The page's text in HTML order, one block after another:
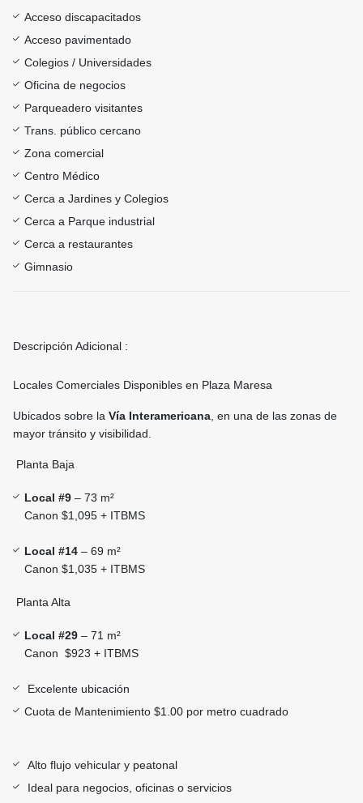
Acceso discapacitados
Acceso pavimentado
Colegios / Universidades
Oficina de negocios
Parqueadero visitantes
Trans. público cercano
Zona comercial
Centro Médico
Cerca a Jardines y Colegios
Cerca a Parque industrial
Cerca a restaurantes
Gimnasio
Descripción Adicional :
Locales Comerciales Disponibles en Plaza Maresa
Ubicados sobre la Vía Interamericana , en una de las zonas de
mayor tránsito y visibilidad.
Planta Baja
Local #9 – 73 m²
Canon $1,095 + ITBMS
Local #14 – 69 m²
Canon $1,035 + ITBMS
Planta Alta
Local #29 – 71 m²
Canon $923 + ITBMS
Excelente ubicación
Cuota de Mantenimiento $1.00 por metro cuadrado
Alto flujo vehicular y peatonal
Ideal para negocios, oficinas o servicios